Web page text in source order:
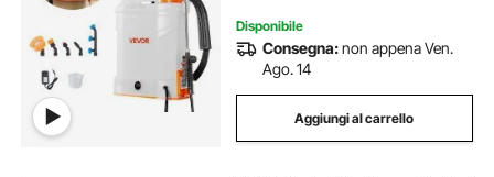
Disponibile
Consegna:non appena Ven.
Ago. 14
Aggiungi al carrello